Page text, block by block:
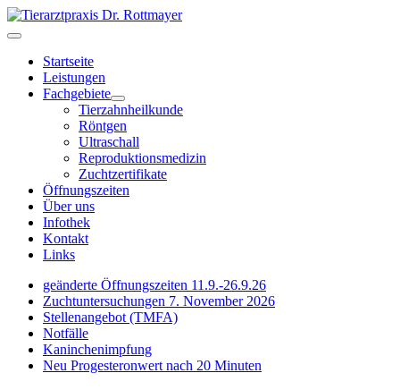
Startseite
Leistungen
Fachgebiete
Tierzahnheilkunde
Röntgen
Ultraschall
Reproduktionsmedizin
Zuchtzertifikate
Öffnungszeiten
Über uns
Infothek
Kontakt
Links
geänderte Öffnungszeiten 11.9.-26.9.26
Zuchtuntersuchungen 7. November 2026
Stellenangebot (TMFA)
Notfälle
Kaninchenimpfung
Neu Progesteronwert nach 20 Minuten